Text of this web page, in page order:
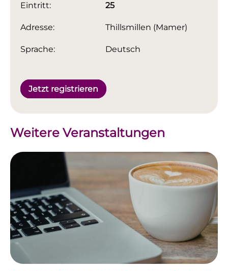
Eintritt: 25
Adresse: Thillsmillen (Mamer)
Sprache: Deutsch
Jetzt registrieren
Weitere Veranstaltungen